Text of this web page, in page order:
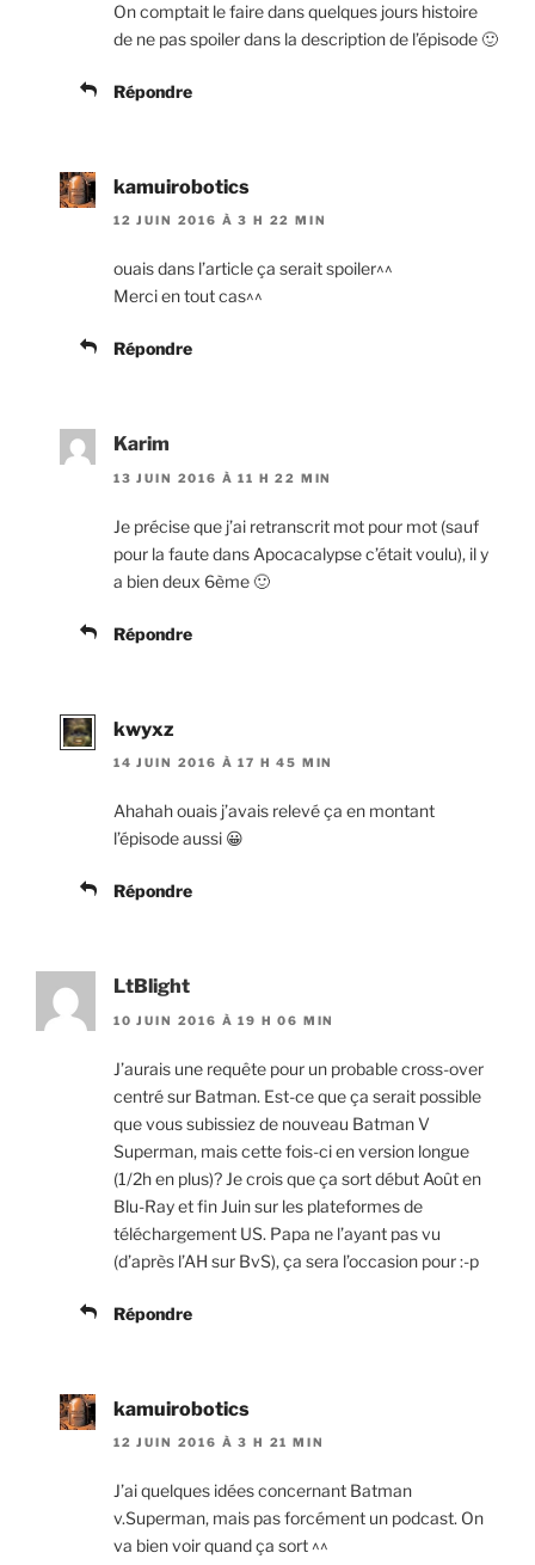
On comptait le faire dans quelques jours histoire
de ne pas spoiler dans la description de l’épisode 🙂
Répondre
kamuirobotics
12 JUIN 2016 À 3 H 22 MIN
ouais dans l’article ça serait spoiler^^
Merci en tout cas^^
Répondre
Karim
13 JUIN 2016 À 11 H 22 MIN
Je précise que j’ai retranscrit mot pour mot (sauf
pour la faute dans Apocacalypse c’était voulu), il y
a bien deux 6ème 🙂
Répondre
kwyxz
14 JUIN 2016 À 17 H 45 MIN
Ahahah ouais j’avais relevé ça en montant
l’épisode aussi 😀
Répondre
LtBlight
10 JUIN 2016 À 19 H 06 MIN
J’aurais une requête pour un probable cross-over
centré sur Batman. Est-ce que ça serait possible
que vous subissiez de nouveau Batman V
Superman, mais cette fois-ci en version longue
(1/2h en plus)? Je crois que ça sort début Août en
Blu-Ray et fin Juin sur les plateformes de
téléchargement US. Papa ne l’ayant pas vu
(d’après l’AH sur BvS), ça sera l’occasion pour :-p
Répondre
kamuirobotics
12 JUIN 2016 À 3 H 21 MIN
J’ai quelques idées concernant Batman
v.Superman, mais pas forcément un podcast. On
va bien voir quand ça sort ^^